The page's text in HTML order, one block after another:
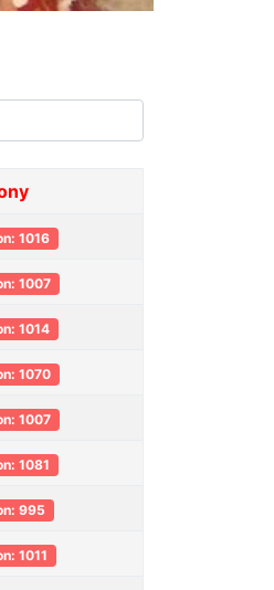
1016
1007
1014
1070
1007
1081
995
1011